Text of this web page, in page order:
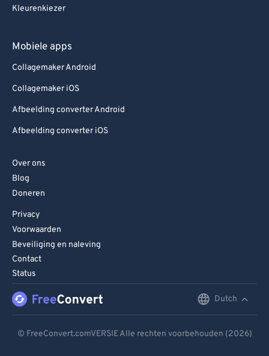
Kleurenkiezer
Mobiele apps
Collagemaker Android
Collagemaker iOS
Afbeelding converter Android
Afbeelding converter iOS
Over ons
Blog
Doneren
Privacy
Voorwaarden
Beveiliging en naleving
Contact
Status
Dutch
© FreeConvert.comVERSIE Alle rechten voorbehouden (2026)